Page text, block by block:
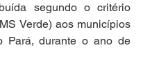
segundo o critério
Verde) aos municípios
Pará, durante o ano de